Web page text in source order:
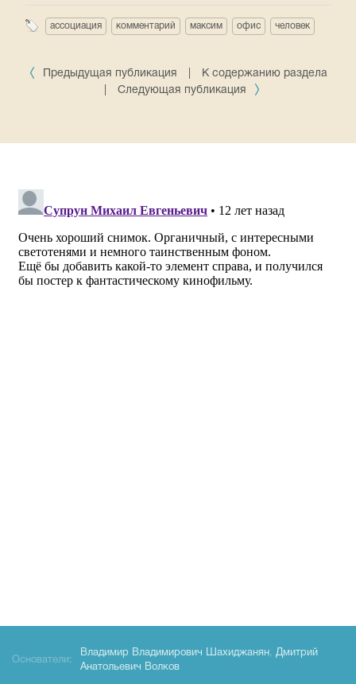
ассоциация комментарий максим офис человек
Предыдущая публикация
К содержанию раздела
Следующая публикация
Основатели:
Владимир Владимирович Шахиджанян, Дмитрий
Анатольевич Волков